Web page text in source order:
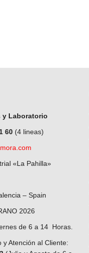
y Laboratorio
60 (4 lineas)
«La Pahilla»
– Spain
2026
de 6 a 14 Horas.
y Atención al Cliente: